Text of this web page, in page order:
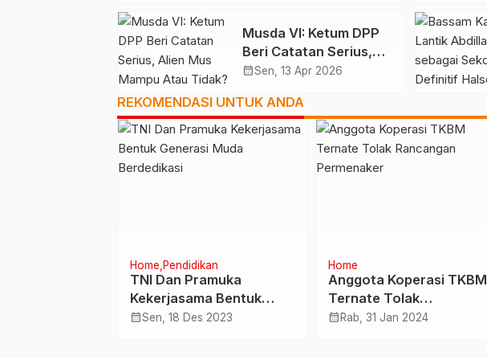
Musda VI: Ketum DPP
Beri Catatan Serius,
Alien Mus Mampu Atau
calendar_monthSen, 13 Apr 2026
REKOMENDASI UNTUK ANDA
Home Pendidikan
TNI Dan Pramuka
Kekerjasama Bentuk
Generasi Muda
calendar_monthSen, 18 Des 2023
Home
Anggota Koperasi TKBM
Ternate Tolak
Rancangan Permenaker
calendar_month Rab, 31 Jan 2024